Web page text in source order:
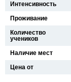
Интенсивность
Проживание
Количество
учеников
Наличие мест
Цена от